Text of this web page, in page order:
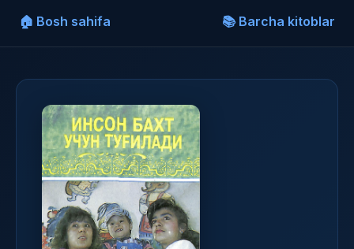
🏠 Bosh sahifa 📚 Barcha kitoblar